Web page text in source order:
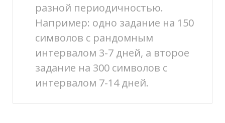
разной периодичностью.
Например: одно задание на 150
символов с рандомным
интервалом 3-7 дней, а второе
задание на 300 символов с
интервалом 7-14 дней.